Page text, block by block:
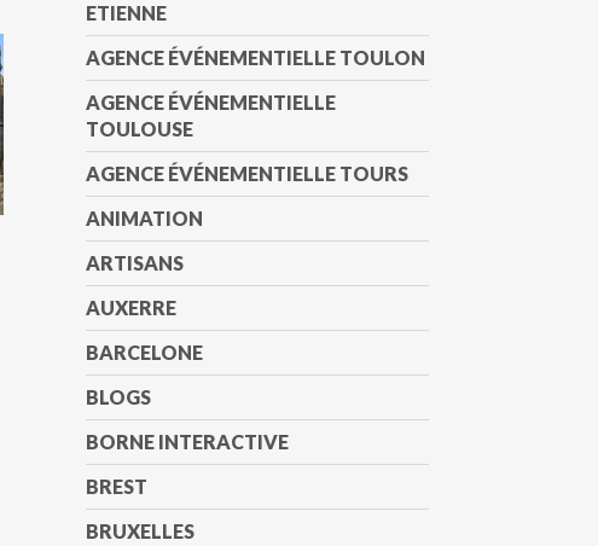
ETIENNE
AGENCE ÉVÉNEMENTIELLE TOULON
AGENCE ÉVÉNEMENTIELLE
TOULOUSE
AGENCE ÉVÉNEMENTIELLE TOURS
ANIMATION
ARTISANS
AUXERRE
BARCELONE
BLOGS
BORNE INTERACTIVE
BREST
BRUXELLES